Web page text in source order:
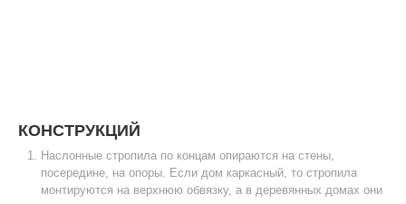
КОНСТРУКЦИЙ
Наслонные стропила по концам опираются на стены,
посередине, на опоры. Если дом каркасный, то стропила
монтируются на верхнюю обвязку, а в деревянных домах они